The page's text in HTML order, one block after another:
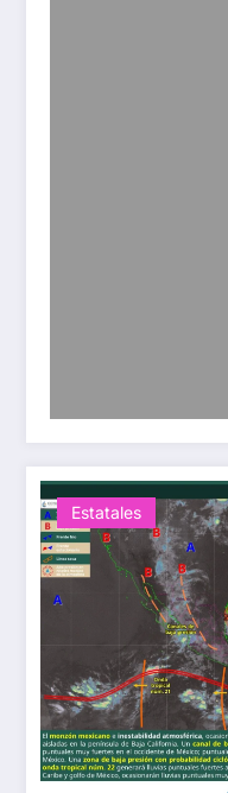
Estatales